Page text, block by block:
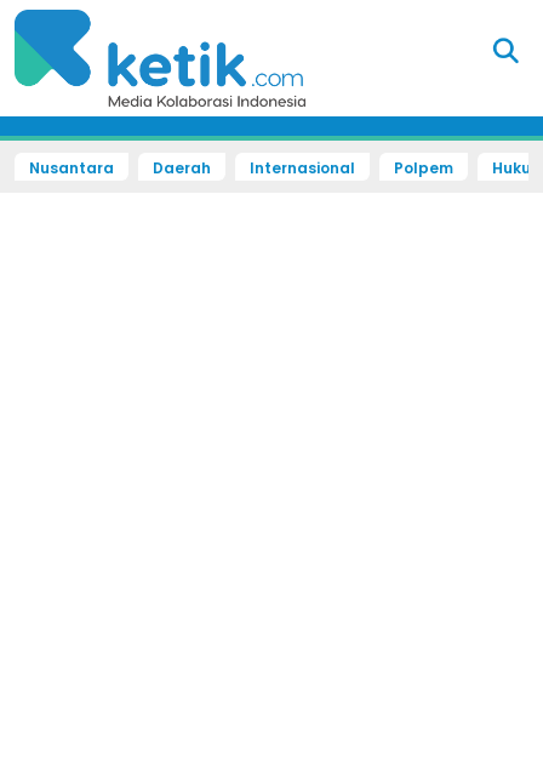
Nusantara Daerah Internasional Polpem